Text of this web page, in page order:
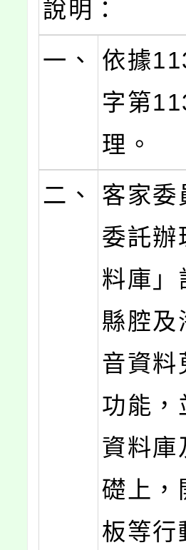
說明：
一、
依據
字第
理。
二、
客家委
委託辦
料庫」
縣腔及
音資料
功能，
資料庫
礎上，
板等行